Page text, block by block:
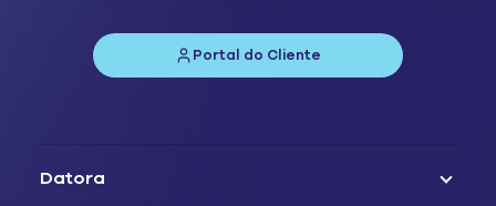
Portal do Cliente
Datora